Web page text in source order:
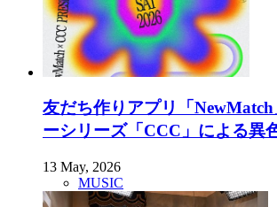
友だち作りアプリ「
ーシリーズ「CCC」による異
13 May, 2026
MUSIC